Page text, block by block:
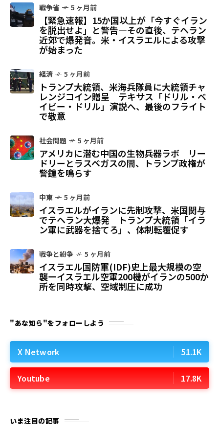
戦争省 5 ヶ月前
【緊急速報】15か国以上が「今すぐイラン
を脱出せよ」と警告—その直後、テヘラン
近郊で爆発音。米・イスラエルによる攻撃
が始まった
経済 5 ヶ月前
トランプ大統領、米海兵隊員に大統領チャ
レンジコイン贈呈 テキサス「ドリル・ベ
イビー・ドリル」演説へ、最後のフライト
で敬意
社会問題 5 ヶ月前
アメリカに潜む中国の生物兵器ラボ リー
ドリーとラスベガスの闇、トランプ政権が
警鐘を鳴らす
中東 5 ヶ月前
イスラエルがイランに先制攻撃、米国関与
でテヘラン大爆発 トランプ大統領「イラ
ン軍に武器を捨てろ」、体制転覆促す
戦争と紛争 5 ヶ月前
イスラエル国防軍(IDF)史上最大規模の空
襲ーイスラエル空軍200機がイランの500か
所を同時攻撃、空域制圧に成功
"あな知ら"をフォローしよう
X Network 51.1K
Youtube 17.8K
いま注目の記事